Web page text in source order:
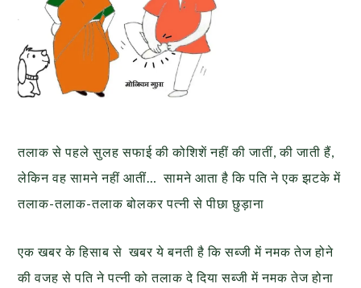
तलाक से पहले सुलह सफाई की कोशिशें नहीं की जातीं, की जाती हैं,
लेकिन वह सामने नहीं आतीं… सामने आता है कि पति ने एक झटके में
तलाक-तलाक-तलाक बोलकर पत्नी से पीछा छुड़ाना
एक खबर के हिसाब से खबर ये बनती है कि सब्जी में नमक तेज होने
की वजह से पति ने पत्नी को तलाक दे दिया सब्जी में नमक तेज होना